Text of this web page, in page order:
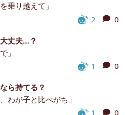
乗り越えて」
2
0
丈夫…？
」
1
0
ら持てる？
わが子と比べがち」
1
0